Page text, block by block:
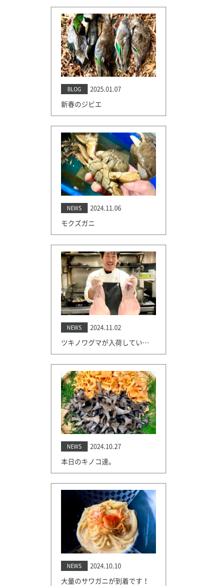
BLOG 2025.01.07
新春のジビエ
NEWS 2024.11.06
モクズガニ
NEWS 2024.11.02
ツキノワグマが入荷しています！
NEWS 2024.10.27
本日のキノコ達。
NEWS 2024.10.10
大量のサワガニが到着です！